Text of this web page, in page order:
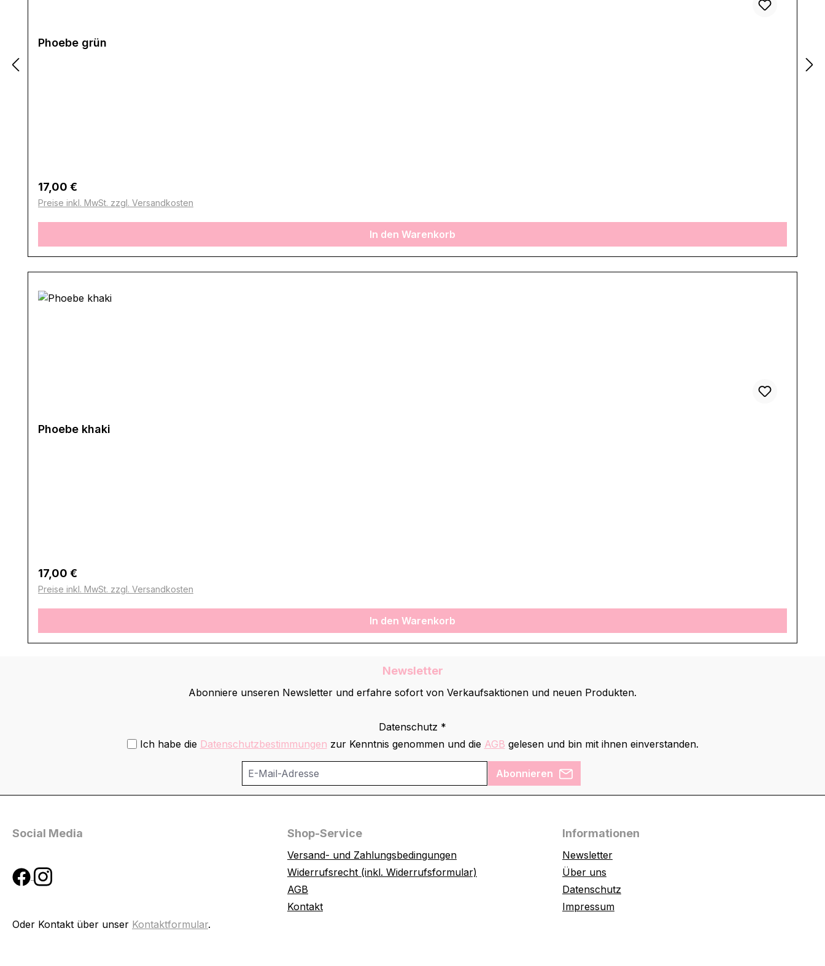
Phoebe grün
Regulärer Preis:
17,00 €
Preise inkl. MwSt. zzgl. Versandkosten
In den Warenkorb
Phoebe khaki
Regulärer Preis:
17,00 €
Preise inkl. MwSt. zzgl. Versandkosten
In den Warenkorb
Newsletter
Abonniere unseren Newsletter und erfahre sofort von Verkaufsaktionen und neuen Produkten.
Datenschutz *
Ich habe die Datenschutzbestimmungen zur Kenntnis genommen und die AGB gelesen und bin mit ihnen einverstanden.
Abonnieren
Social Media
Oder Kontakt über unser Kontaktformular.
Shop-Service
Versand- und Zahlungsbedingungen
Widerrufsrecht (inkl. Widerrufsformular)
AGB
Kontakt
Informationen
Newsletter
Über uns
Datenschutz
Impressum